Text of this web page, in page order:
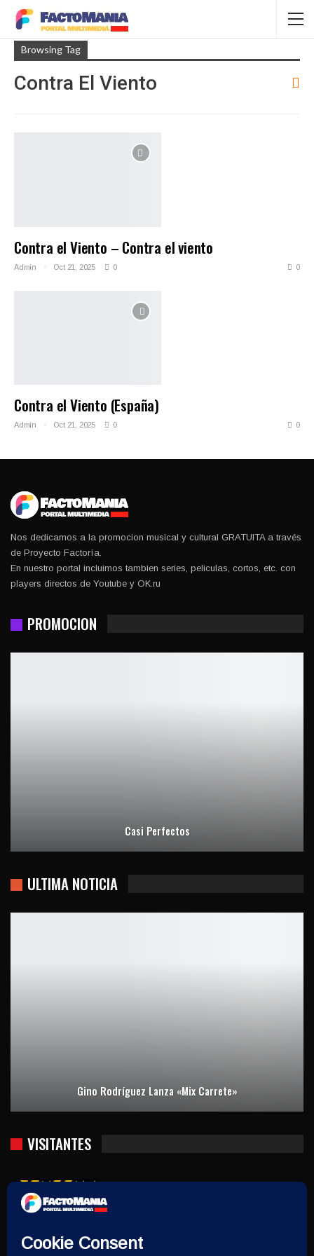
Browsing Tag
Contra El Viento
Contra el Viento – Contra el viento
Admin Oct 21, 2025 0 0
Contra el Viento (España)
Admin Oct 21, 2025 0 0
Nos dedicamos a la promocion musical y cultural GRATUITA a través
de Proyecto Factoría.
En nuestro portal incluimos tambien series, peliculas, cortos, etc. con
players directos de Youtube y OK.ru
PROMOCION
Casi Perfectos
ULTIMA NOTICIA
Gino Rodríguez Lanza «Mix Carrete»
VISITANTES
Usuarios hoy : 984
Este mes : 13808
Este año : 381025